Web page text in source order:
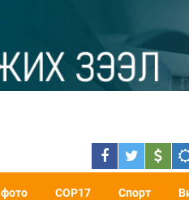
COP17 Спорт